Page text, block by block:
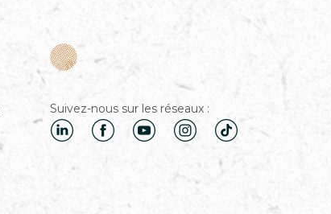
Suivez-nous sur les réseaux :